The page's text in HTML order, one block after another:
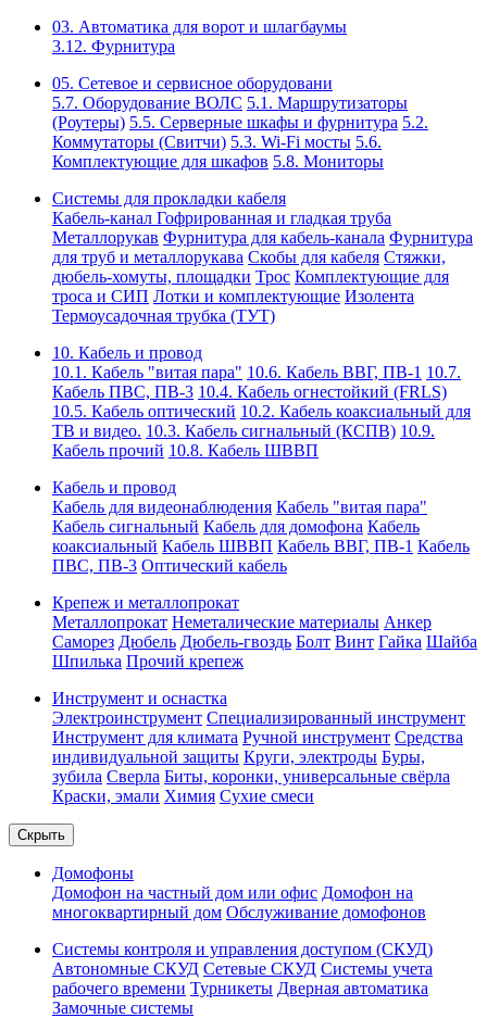
03. Автоматика для ворот и шлагбаумы
3.12. Фурнитура
05. Сетевое и сервисное оборудовани
5.7. Оборудование ВОЛС 5.1. Маршрутизаторы
(Роутеры) 5.5. Серверные шкафы и фурнитура 5.2.
Коммутаторы (Свитчи) 5.3. Wi-Fi мосты 5.6.
Комплектующие для шкафов 5.8. Мониторы
Системы для прокладки кабеля
Кабель-канал Гофрированная и гладкая труба
Металлорукав Фурнитура для кабель-канала Фурнитура
для труб и металлорукава Скобы для кабеля Стяжки,
дюбель-хомуты, площадки Трос Комплектующие для
троса и СИП Лотки и комплектующие Изолента
Термоусадочная трубка (ТУТ)
10. Кабель и провод
10.1. Кабель "витая пара" 10.6. Кабель ВВГ, ПВ-1 10.7.
Кабель ПВС, ПВ-3 10.4. Кабель огнестойкий (FRLS)
10.5. Кабель оптический 10.2. Кабель коаксиальный для
ТВ и видео. 10.3. Кабель сигнальный (КСПВ) 10.9.
Кабель прочий 10.8. Кабель ШВВП
Кабель и провод
Кабель для видеонаблюдения Кабель "витая пара"
Кабель сигнальный Кабель для домофона Кабель
коаксиальный Кабель ШВВП Кабель ВВГ, ПВ-1 Кабель
ПВС, ПВ-3 Оптический кабель
Крепеж и металлопрокат
Металлопрокат Неметалические материалы Анкер
Саморез Дюбель Дюбель-гвоздь Болт Винт Гайка Шайба
Шпилька Прочий крепеж
Инструмент и оснастка
Электроинструмент Специализированный инструмент
Инструмент для климата Ручной инструмент Средства
индивидуальной защиты Круги, электроды Буры,
зубила Сверла Биты, коронки, универсальные свёрла
Краски, эмали Химия Сухие смеси
Скрыть
Домофоны
Домофон на частный дом или офис Домофон на
многоквартирный дом Обслуживание домофонов
Системы контроля и управления доступом (СКУД)
Автономные СКУД Сетевые СКУД Системы учета
рабочего времени Турникеты Дверная автоматика
Замочные системы